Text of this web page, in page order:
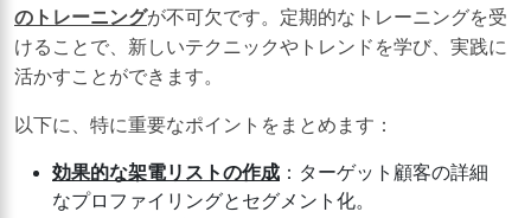
のトレーニングが不可欠です。定期的なトレーニングを受
けることで、新しいテクニックやトレンドを学び、実践に
活かすことができます。
以下に、特に重要なポイントをまとめます：
効果的な架電リストの作成 ：ターゲット顧客の詳細
なプロファイリングとセグメント化。